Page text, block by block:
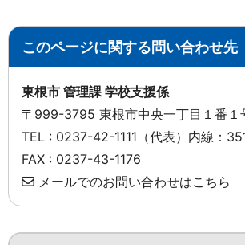
このページに関する問い合わせ先
東根市 管理課 学校支援係
〒999-3795 東根市中央一丁目１番１
TEL : 0237-42-1111（代表）内線：
FAX : 0237-43-1176
メールでのお問い合わせはこちら